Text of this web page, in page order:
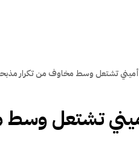
تشتعل وسط مخاوف من تكرار مذبحة
تشتعل وسط